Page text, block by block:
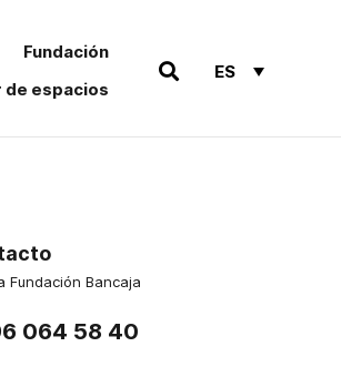
Fundación
de espacios
ES
Fundación Bancaja
064 58 40